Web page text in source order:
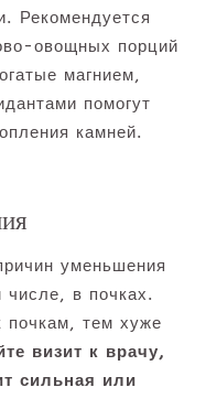
Рекомендуется
овощных порций
магнием,
помогут
камней.
уменьшения
числе, в почках.
почкам, тем хуже
визит к врачу,
сильная или